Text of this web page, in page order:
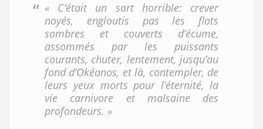
« C’était un sort horrible: crever
noyés, engloutis pas les flots
sombres et couverts d’écume,
assommés par les puissants
courants, chuter, lentement, jusqu’au
fond d’Okéanos, et là, contempler, de
leurs yeux morts pour l’éternité, la
vie carnivore et malsaine des
profondeurs. »